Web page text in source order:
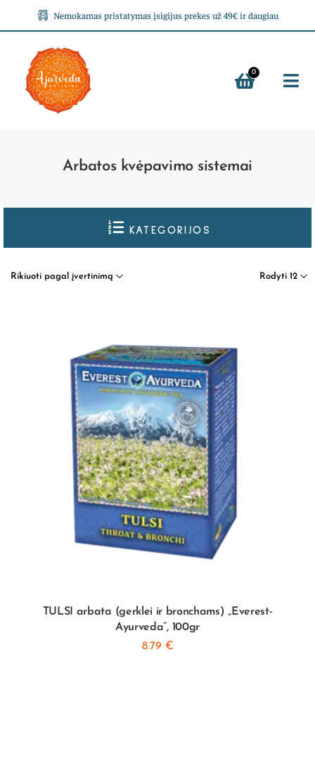
Nemokamas pristatymas įsigijus prekes už 49€ ir daugiau
0
Arbatos kvėpavimo sistemai
KATEGORIJOS
Rodyti 12
Rikiuoti pagal įvertinimą
TULSI arbata (gerklei ir bronchams) „Everest-
Ayurveda”, 100gr
8.79 €